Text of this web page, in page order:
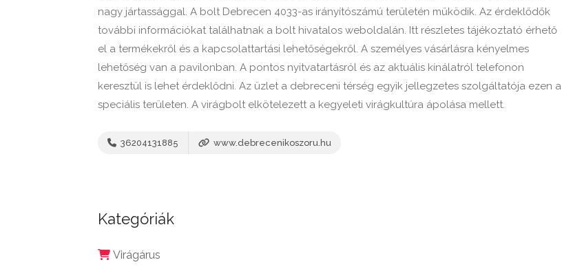
nagy jártassággal. A bolt Debrecen 4033-as irányítószámú területén működik. Az érdeklődők
további információkat találhatnak a bolt hivatalos weboldalán. Itt részletes tájékoztató érhető
el a termékekről és a kapcsolattartási lehetőségekről. A személyes vásárlásra kényelmes
lehetőség van a pavilonban. A pontos nyitvatartásról és az aktuális kínálatról telefonon
keresztül is lehet érdeklődni. Az üzlet a debreceni térség egyik jellegzetes szolgáltatója ezen a
speciális területen. A virágbolt elkötelezett a kegyeleti virágkultúra ápolása mellett.
36204131885 www.debrecenikoszoru.hu
Kategóriák
Virágárus